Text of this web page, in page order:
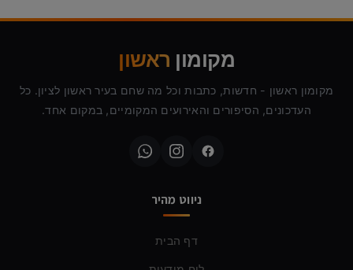
מקומון ראשון
מקומון ראשון - חדשות, כתבות וכל מה שחם בעיר ראשון לציון. כל
העדכונים, הסיפורים והאירועים המקומיים, במקום אחד.
ניווט מהיר
דף הבית